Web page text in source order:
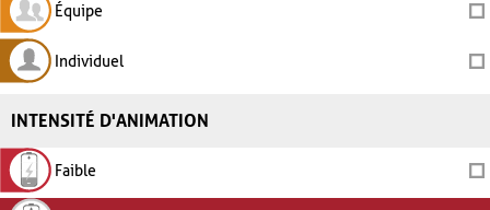
Équipe
Individuel
INTENSITÉ D'ANIMATION
Faible